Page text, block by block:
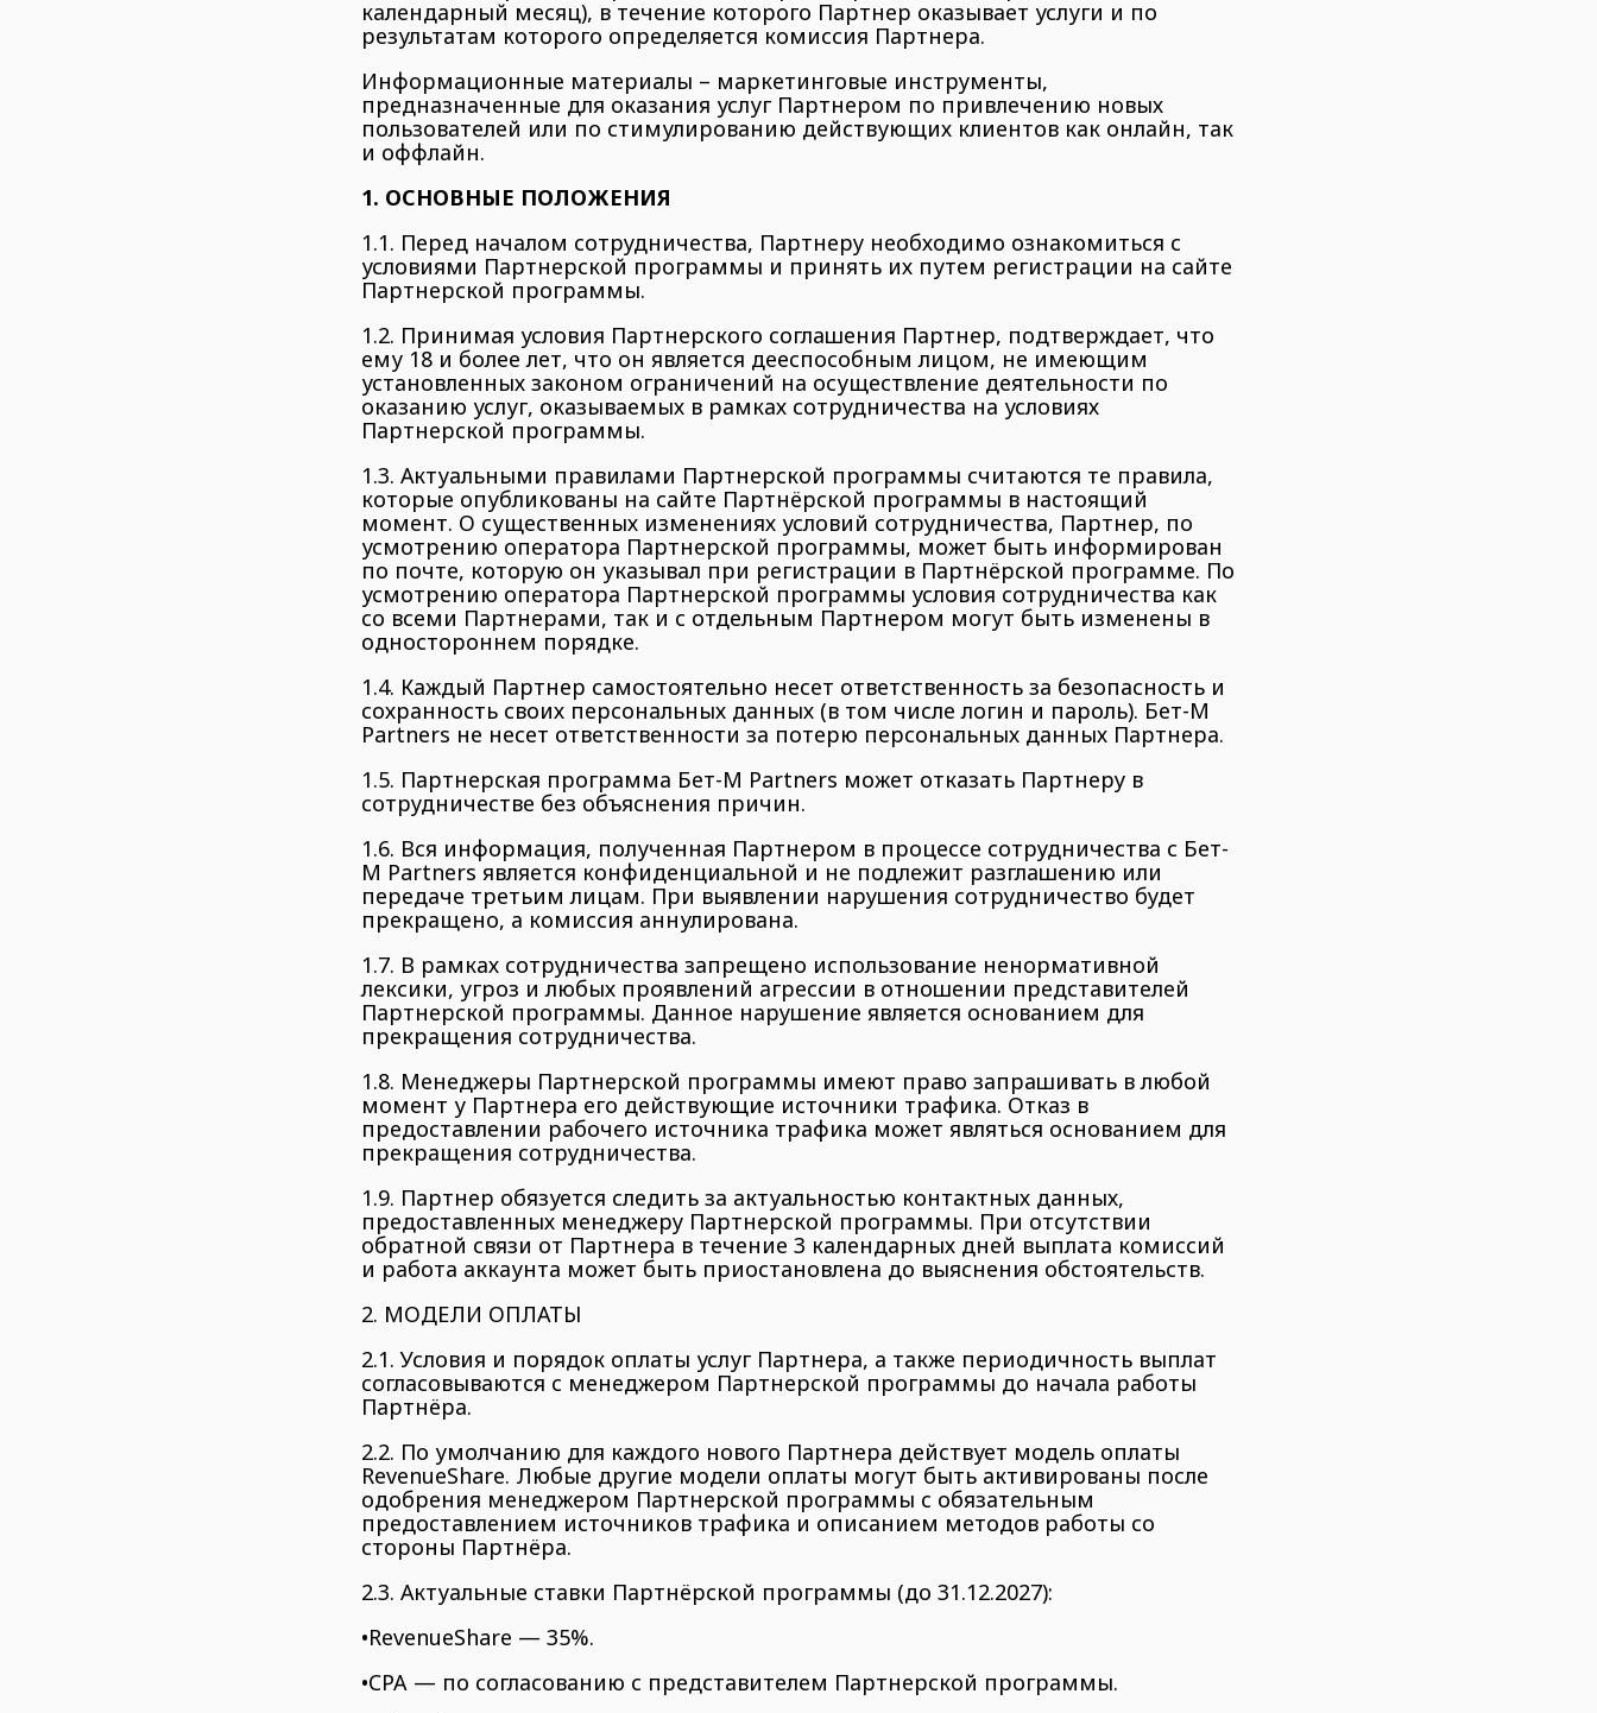
календарный месяц), в течение которого Партнер оказывает услуги и по
результатам которого определяется комиссия Партнера.
Информационные материалы – маркетинговые инструменты,
предназначенные для оказания услуг Партнером по привлечению новых
пользователей или по стимулированию действующих клиентов как онлайн, так
и оффлайн.
1. ОСНОВНЫЕ ПОЛОЖЕНИЯ
1.1. Перед началом сотрудничества, Партнеру необходимо ознакомиться с
условиями Партнерской программы и принять их путем регистрации на сайте
Партнерской программы.
1.2. Принимая условия Партнерского соглашения Партнер, подтверждает, что
ему 18 и более лет, что он является дееспособным лицом, не имеющим
установленных законом ограничений на осуществление деятельности по
оказанию услуг, оказываемых в рамках сотрудничества на условиях
Партнерской программы.
1.3. Актуальными правилами Партнерской программы считаются те правила,
которые опубликованы на сайте Партнёрской программы в настоящий
момент. О существенных изменениях условий сотрудничества, Партнер, по
усмотрению оператора Партнерской программы, может быть информирован
по почте, которую он указывал при регистрации в Партнёрской программе. По
усмотрению оператора Партнерской программы условия сотрудничества как
со всеми Партнерами, так и с отдельным Партнером могут быть изменены в
одностороннем порядке.
1.4. Каждый Партнер самостоятельно несет ответственность за безопасность и
сохранность своих персональных данных (в том числе логин и пароль). Бет-М
Partners не несет ответственности за потерю персональных данных Партнера.
1.5. Партнерская программа Бет-М Partners может отказать Партнеру в
сотрудничестве без объяснения причин.
1.6. Вся информация, полученная Партнером в процессе сотрудничества с Бет-
М Partners является конфиденциальной и не подлежит разглашению или
передаче третьим лицам. При выявлении нарушения сотрудничество будет
прекращено, а комиссия аннулирована.
1.7. В рамках сотрудничества запрещено использование ненормативной
лексики, угроз и любых проявлений агрессии в отношении представителей
Партнерской программы. Данное нарушение является основанием для
прекращения сотрудничества.
1.8. Менеджеры Партнерской программы имеют право запрашивать в любой
момент у Партнера его действующие источники трафика. Отказ в
предоставлении рабочего источника трафика может являться основанием для
прекращения сотрудничества.
1.9. Партнер обязуется следить за актуальностью контактных данных,
предоставленных менеджеру Партнерской программы. При отсутствии
обратной связи от Партнера в течение 3 календарных дней выплата комиссий
и работа аккаунта может быть приостановлена до выяснения обстоятельств.
2. МОДЕЛИ ОПЛАТЫ
2.1. Условия и порядок оплаты услуг Партнера, а также периодичность выплат
согласовываются с менеджером Партнерской программы до начала работы
Партнёра.
2.2. По умолчанию для каждого нового Партнера действует модель оплаты
RevenueShare. Любые другие модели оплаты могут быть активированы после
одобрения менеджером Партнерской программы с обязательным
предоставлением источников трафика и описанием методов работы со
стороны Партнёра.
2.3. Актуальные ставки Партнёрской программы (до 31.12.2027):
•RevenueShare — 35%.
•CPA — по согласованию с представителем Партнерской программы.